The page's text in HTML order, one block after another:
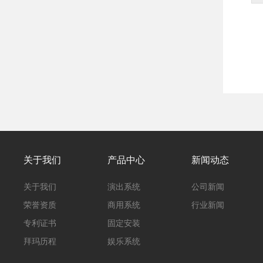
关于我们
关于我们
荣誉资质
专利证书
拜玛历程
产品中心
演出系统
商用系统
固定安装
娱乐系统
新闻动态
公司新闻
行业新闻